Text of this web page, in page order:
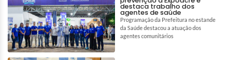
destaca trabalho dos
agentes de saúde
Programação da Prefeitura no estande
da Saúde destacou a atuação dos
agentes comunitários